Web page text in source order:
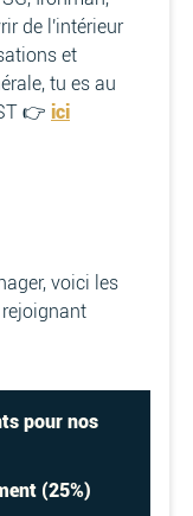
de l'intérieur
et
tu es au
👉 ici
voici les
pour nos
(25%)